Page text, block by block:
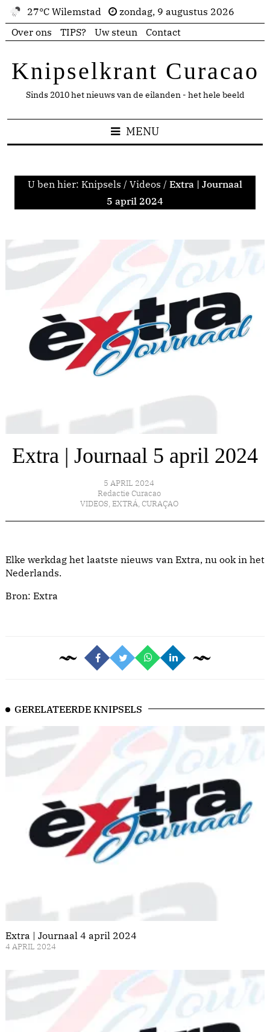
27°C Wilemstad
zondag, 9 augustus 2026
Over ons
TIPS? Uw steun Contact
Knipselkrant Curacao
Sinds 2010 het nieuws van de eilanden - het hele beeld
MENU
U ben hier: Knipsels / Videos / Extra | Journaal
5 april 2024
Extra | Journaal 5 april 2024
5 APRIL 2024
Redactie Curacao
VIDEOS, EXTRÁ, CURAÇAO
Elke werkdag het laatste nieuws van Extra, nu ook in het
Nederlands.
Bron: Extra
GERELATEERDE KNIPSELS
Extra | Journaal 4 april 2024
4 APRIL 2024